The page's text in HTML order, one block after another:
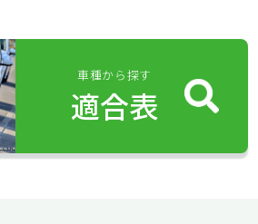
車種から探す
適合表